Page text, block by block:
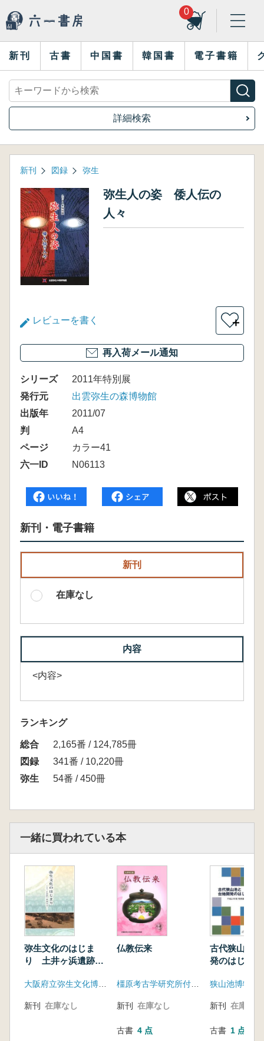
0
新刊 古書 中国書 韓国書 電子書籍
詳細検索
新刊 図録 弥生
弥生人の姿 倭人伝の
人々
レビューを書く ＋
再入荷メール通知
シリーズ
2011年特別展
発行元
出雲弥生の森博物館
出版年
2011/07
判
A4
ページ
カラー41
六一ID
N06113
新刊・電子書籍
新刊
在庫なし
内容
<内容>
ランキング
総合
2,165番 / 124,785冊
図録
341番 / 10,220冊
弥生
54番 / 450冊
一緒に買われている本
弥生文化のはじま
り 土井ヶ浜遺跡と
大阪府立弥生文化博物館
新刊 在庫なし
仏教伝来
橿原考古学研究所付属博物館
新刊 在庫なし
古書 4 点
古代狭山池
発のはじまり
狭山池博物館
新刊 在庫なし
古書 1 点